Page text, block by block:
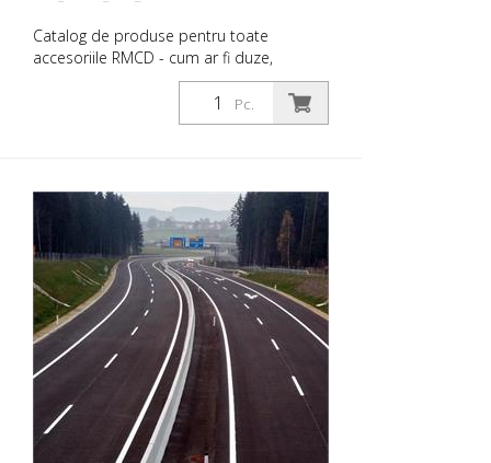
Catalog de produse pentru toate
accesoriile RMCD - cum ar fi duze,
suporturi pentru duze, extensii etc. Puteți
utiliza catalogul la secțiunea Descărcări în
limba dorită. Dacă aveți nevoie și de
anunțați. Puteți naviga cu ușurință la
pagina relevantă făcând clic pe imaginea
respectivă. Dacă aveți nevoie de informații
suplimentare, vă rugăm să faceți clic pe
imaginea produsului. Veți fi apoi
redirecționat către site-ul nostru. Aici ne
puteți trimite, de asemenea, o cerere de
informații fără caracter obligatoriu. De
asemenea, puteți comanda aceste
informații despre produs în formă tipărită.
Cu toate acestea, vă vom factura costurile
de producție, o taxă de manipulare și
expediere.
Pc.